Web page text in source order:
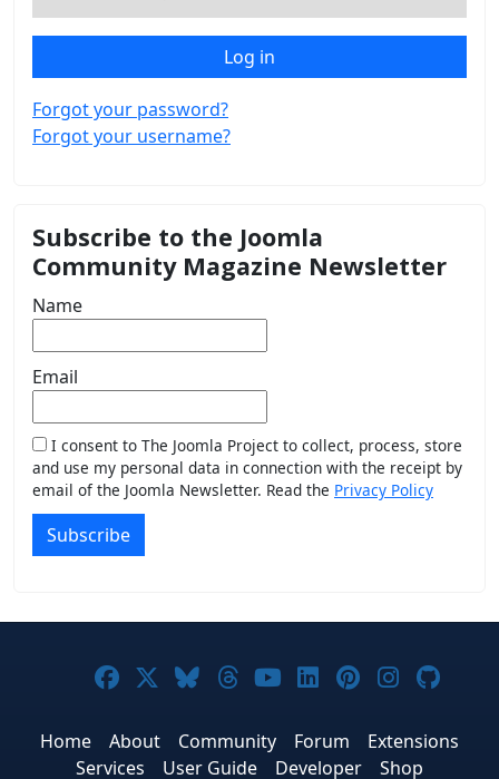
Log in
Forgot your password?
Forgot your username?
Subscribe to the Joomla
Community Magazine Newsletter
Name
Email
I consent to The Joomla Project to collect, process, store
and use my personal data in connection with the receipt by
email of the Joomla Newsletter. Read the Privacy Policy
Subscribe
Joomla! on Facebook
Joomla! on X
Joomla! on Bluesky
Joomla! on Threads
Joomla! on
Joomla! on
Joomla! on
Joomla!
Home About Community Forum
Extensions
Services
User Guide Developer Shop